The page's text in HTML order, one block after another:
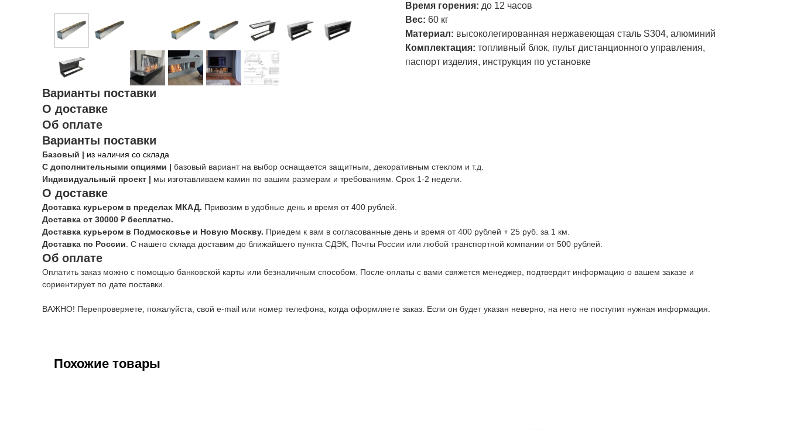
Время горения: до 12 часов
Вес: 60 кг
Материал: высоколегированная нержавеющая сталь S304, алюминий
Комплектация: топливный блок, пульт дистанционного управления,
паспорт изделия, инструкция по установке
Варианты поставки
О доставке
Об оплате
Варианты поставки
Базовый | из наличия со склада
С дополнительными опциями | базовый вариант на выбор оснащается защитным, декоративным стеклом и т.д.
Индивидуальный проект | мы изготавливаем камин по вашим размерам и требованиям. Срок 1-2 недели.
О доставке
Доставка курьером в пределах МКАД. Привозим в удобные день и время от 400 рублей.
Доставка от 30000 ₽ бесплатно.
Доставка курьером в Подмосковье и Новую Москву. Приедем к вам в согласованные день и время от 400 рублей + 25 руб. за 1 км.
Доставка по России . С нашего склада доставим до ближайшего пункта СДЭК, Почты России или любой транспортной компании от 500 рублей.
Об оплате
Оплатить заказ можно с помощью банковской карты или безналичным способом. После оплаты с вами свяжется менеджер, подтвердит информацию о вашем заказе и
сориентирует по дате поставки.
ВАЖНО! Перепроверяете, пожалуйста, свой e-mail или номер телефона, когда оформляете заказ. Если он будет указан неверно, на него не поступит нужная информация.
Похожие товары